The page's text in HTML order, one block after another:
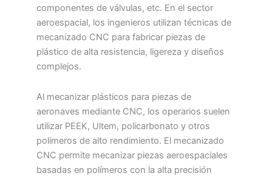
componentes de válvulas, etc. En el sector
aeroespacial, los ingenieros utilizan técnicas de
mecanizado CNC para fabricar piezas de
plástico de alta resistencia, ligereza y diseños
complejos.
Al mecanizar plásticos para piezas de
aeronaves mediante CNC, los operarios suelen
utilizar PEEK, Ultem, policarbonato y otros
polímeros de alto rendimiento. El mecanizado
CNC permite mecanizar piezas aeroespaciales
basadas en polímeros con la alta precisión